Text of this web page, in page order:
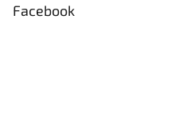
Facebook